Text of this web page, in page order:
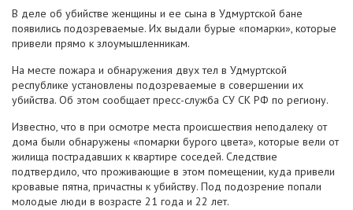
В деле об убийстве женщины и ее сына в Удмуртской бане
появились подозреваемые. Их выдали бурые «помарки», которые
привели прямо к злоумышленникам.
На месте пожара и обнаружения двух тел в Удмуртской
республике установлены подозреваемые в совершении их
убийства. Об этом сообщает пресс-служба СУ СК РФ по региону.
Известно, что в при осмотре места происшествия неподалеку от
дома были обнаружены «помарки бурого цвета», которые вели от
жилища пострадавших к квартире соседей. Следствие
подтвердило, что проживающие в этом помещении, куда привели
кровавые пятна, причастны к убийству. Под подозрение попали
молодые люди в возрасте 21 года и 22 лет.